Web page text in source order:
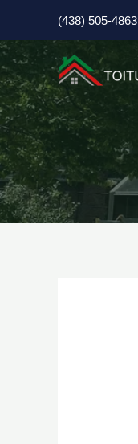
au
contenu
(438) 505-4863